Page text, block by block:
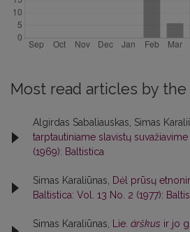
Most read articles by
Algirdas Sabaliauskas, Simas
tarptautiniame slavistų suvažiavime
(1969): Baltistica
Simas Karaliūnas, Dėl prūsų
Baltistica: Vol. 13 No. 2 (1977):
Simas Karaliūnas, Lie. árškus ir jo